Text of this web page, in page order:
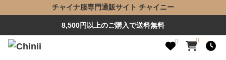
チャイナ服専門通販サイト チャイニー
8,500円以上のご購入で送料無料
0 0